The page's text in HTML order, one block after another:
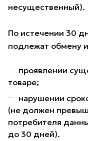
несущественный).
По истечении 30
подлежат обмену
проявлении
товаре;
нарушении
(не должен
потребителя
до 30 дней).